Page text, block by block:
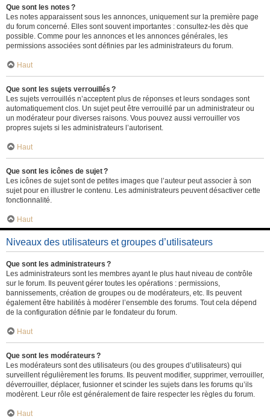
Que sont les notes ?
Les notes apparaissent sous les annonces, uniquement sur la première page
du forum concerné. Elles sont souvent importantes : consultez-les dès que
possible. Comme pour les annonces et les annonces générales, les
permissions associées sont définies par les administrateurs du forum.
Haut
Que sont les sujets verrouillés ?
Les sujets verrouillés n’acceptent plus de réponses et leurs sondages sont
automatiquement clos. Un sujet peut être verrouillé par un administrateur ou
un modérateur pour diverses raisons. Vous pouvez aussi verrouiller vos
propres sujets si les administrateurs l’autorisent.
Haut
Que sont les icônes de sujet ?
Les icônes de sujet sont de petites images que l’auteur peut associer à son
sujet pour en illustrer le contenu. Les administrateurs peuvent désactiver cette
fonctionnalité.
Haut
Niveaux des utilisateurs et groupes d’utilisateurs
Que sont les administrateurs ?
Les administrateurs sont les membres ayant le plus haut niveau de contrôle
sur le forum. Ils peuvent gérer toutes les opérations : permissions,
bannissements, création de groupes ou de modérateurs, etc. Ils peuvent
également être habilités à modérer l’ensemble des forums. Tout cela dépend
de la configuration définie par le fondateur du forum.
Haut
Que sont les modérateurs ?
Les modérateurs sont des utilisateurs (ou des groupes d’utilisateurs) qui
surveillent régulièrement les forums. Ils peuvent modifier, supprimer, verrouiller,
déverrouiller, déplacer, fusionner et scinder les sujets dans les forums qu’ils
modèrent. Leur rôle est généralement de faire respecter les règles du forum.
Haut